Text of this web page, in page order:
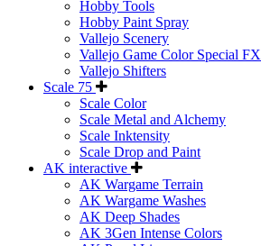
Hobby Tools
Hobby Paint Spray
Vallejo Scenery
Vallejo Game Color Special FX
Vallejo Shifters
Scale 75
Scale Color
Scale Metal and Alchemy
Scale Inktensity
Scale Drop and Paint
AK interactive
AK Wargame Terrain
AK Wargame Washes
AK Deep Shades
AK 3Gen Intense Colors